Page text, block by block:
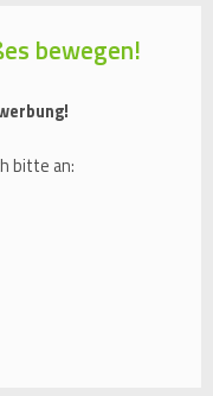
bewegen!
bitte an: